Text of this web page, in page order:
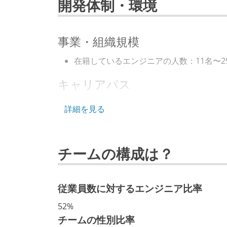
開発体制・環境
事業・組織規模
在籍しているエンジニアの人数：11名〜
キャリアパス
エンジニアの人事評価にエンジニア経験
CTO またはそれに準じる、技術やワー
最新技術を追いかけるための社内勉強会
開発メンバーの裁量
境界を超えて、個人が必要な範囲にまで
詳細を見る
チームの構成は？
従業員数に対するエンジニア比率
52%
チームの性別比率